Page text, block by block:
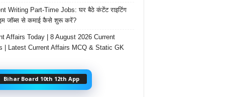
Writing Part-Time Jobs: घर बैठे कंटेंट राइटिंग
जॉब्स से कमाई कैसे शुरू करें?
Affairs Today | 8 August 2026 Current
| Latest Current Affairs MCQ & Static GK
Bihar Board 10th 12th App